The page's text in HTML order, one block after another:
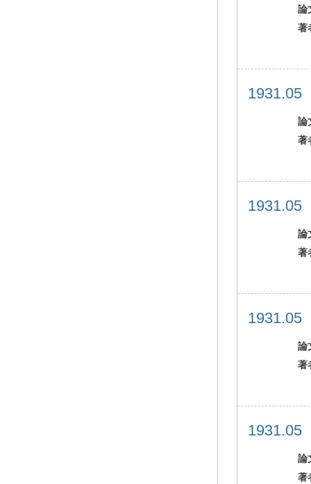
論
著
論
著
論
著
論
著
論
著